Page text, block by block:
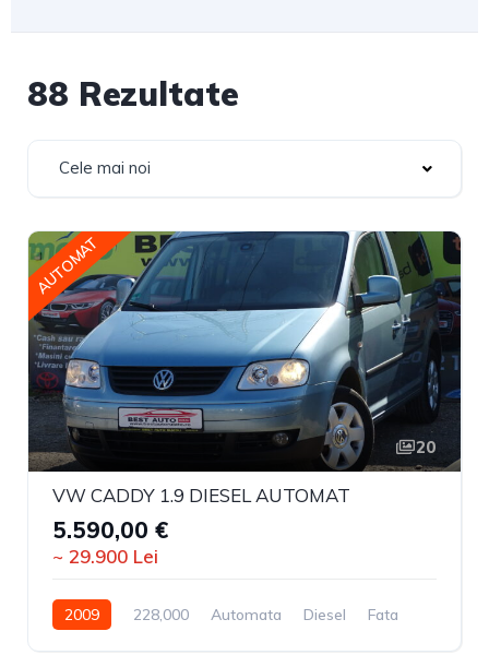
88 Rezultate
Cele mai noi
AUTOMAT
20
VW CADDY 1.9 DIESEL AUTOMAT
5.590,00 €
~ 29.900 Lei
2009 228,000 Automata Diesel Fata